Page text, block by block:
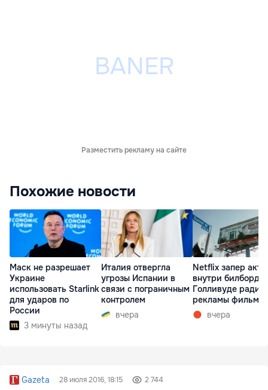
Разместить рекламу на сайте
Похожие новости
Маск не разрешает
Украине
использовать Starlink
для ударов по
России
3 минуты назад
Италия отвергла
угрозы Испании в
связи с пограничным
контролем
вчера
Netflix запер
внутри билборда
Голливуде ради
рекламы фильма
вчера
Gazeta 28 июля 2016, 18:15 2 744